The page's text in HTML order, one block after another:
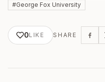
#George Fox University
0LIKE SHARE